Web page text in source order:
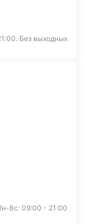
Без выходных
Вс: 09:00 - 21:00